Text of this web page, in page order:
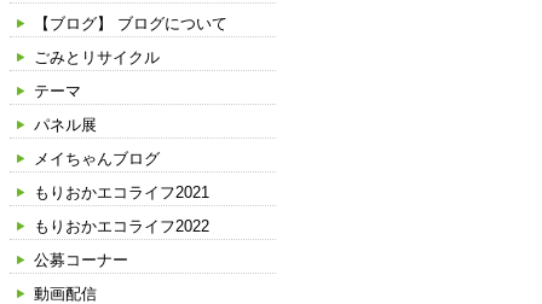
【ブログ】 ブログについて
ごみとリサイクル
テーマ
パネル展
メイちゃんブログ
もりおかエコライフ2021
もりおかエコライフ2022
公募コーナー
動画配信
内